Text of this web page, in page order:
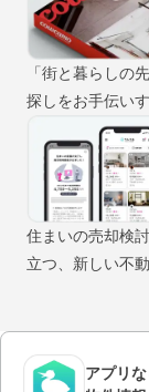
「街と暮らしの
探しをお手伝い
住まいの売却検
立つ、新しい不
アプリ